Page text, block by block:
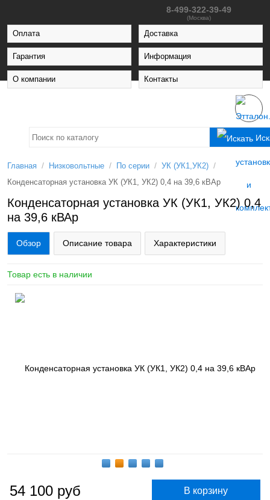
8-499-322-39-49
(Москва)
Оплата Доставка
Гарантия Информация
О компании Контакты
Главная / Низковольтные / По серии / УК (УК1,УК2) /
Конденсаторная установка УК (УК1, УК2) 0,4 на 39,6 кВАр
Конденсаторная установка УК (УК1, УК2) 0,4
на 39,6 кВАр
Обзор Описание товара Характеристики
Товар есть в наличии
54 100 руб